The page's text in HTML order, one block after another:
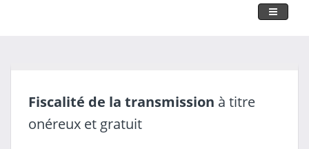
Toggle
Fiscalité de la transmission à titre
onéreux et gratuit